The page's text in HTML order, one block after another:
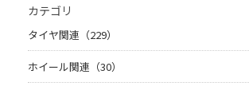
カテゴリ
タイヤ関連（229）
ホイール関連（30）